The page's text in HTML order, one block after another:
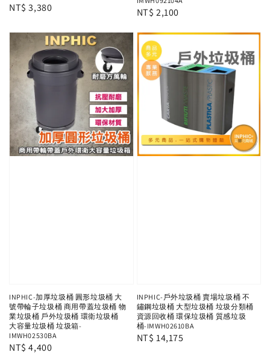
Regular
NT$ 3,380
Regular
NT$ 2,100
INPHIC-加厚垃圾桶 圓形垃圾桶 大
號帶輪子垃圾桶 商用帶蓋垃圾桶 物
業垃圾桶 戶外垃圾桶 環衛垃圾桶
大容量垃圾桶 垃圾箱-
IMWH02530BA
Regular
NT$ 4,400
INPHIC-戶外垃圾桶 賣場垃圾桶 不
鏽鋼垃圾桶 大型垃圾桶 垃圾分類桶
資源回收桶 環保垃圾桶 質感垃圾
桶-IMWH02610BA
Regular
NT$ 14,175